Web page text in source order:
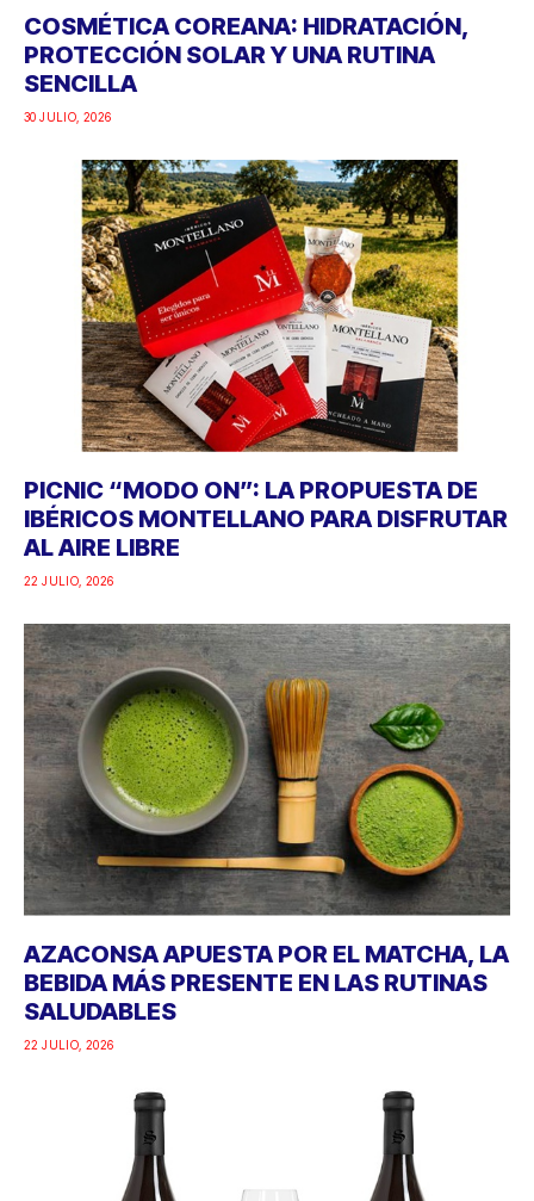
COSMÉTICA COREANA: HIDRATACIÓN,
PROTECCIÓN SOLAR Y UNA RUTINA
SENCILLA
30 JULIO, 2026
PICNIC “MODO ON”: LA PROPUESTA DE
IBÉRICOS MONTELLANO PARA DISFRUTAR
AL AIRE LIBRE
22 JULIO, 2026
AZACONSA APUESTA POR EL MATCHA, LA
BEBIDA MÁS PRESENTE EN LAS RUTINAS
SALUDABLES
22 JULIO, 2026